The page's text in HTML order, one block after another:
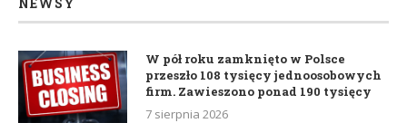
W pół roku zamknięto w Polsce
przeszło 108 tysięcy jednoosobowych
firm. Zawieszono ponad 190 tysięcy
7 sierpnia 2026